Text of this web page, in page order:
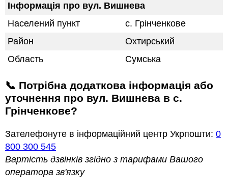
Інформація про вул. Вишнева
Населений пункт
с. Грінченкове
Район
Охтирський
Область
Сумська
📞 Потрібна додаткова інформація або
уточнення про вул. Вишнева в с.
Грінченкове?
Зателефонуте в інформаційний центр Укрпошти: 0
800 300 545
Вартість дзвінків згідно з тарифами Вашого
оператора зв'язку